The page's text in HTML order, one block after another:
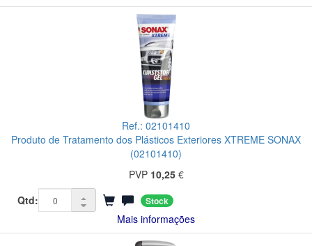
Ref.: 02101410
Produto de Tratamento dos Plásticos Exteriores XTREME SONAX
(02101410)
PVP 10,25€
Qtd:
Stock
Mais informações